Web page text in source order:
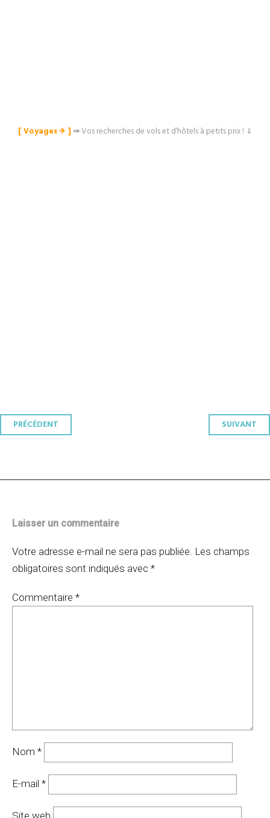
[ Voyages ✈︎ ]⇒Vos recherches de vols et d’hôtels à petits prix ! ⇓
Navigation
PRÉCÉDENT SUIVANT
Laisser un commentaire
Votre adresse e-mail ne sera pas publiée. Les champs
obligatoires sont indiqués avec *
Commentaire *
Nom *
E-mail *